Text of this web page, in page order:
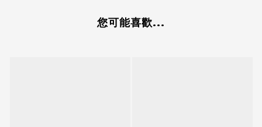
您可能喜歡...